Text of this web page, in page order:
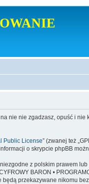
nie zgadzasz, opuść i nie
Public License” (zwanej też
o skrypcie phpBB
z polskim prawem
BARON •
przekazywane nikomu